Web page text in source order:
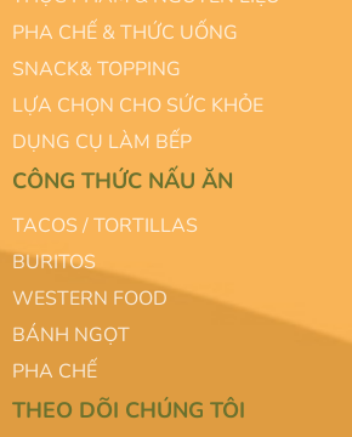
PHA CHẾ & THỨC UỐNG
SNACK& TOPPING
LỰA CHỌN CHO SỨC KHỎE
DỤNG CỤ LÀM BẾP
CÔNG THỨC NẤU ĂN
TACOS / TORTILLAS
BURITOS
WESTERN FOOD
BÁNH NGỌT
PHA CHẾ
THEO DÕI CHÚNG TÔI